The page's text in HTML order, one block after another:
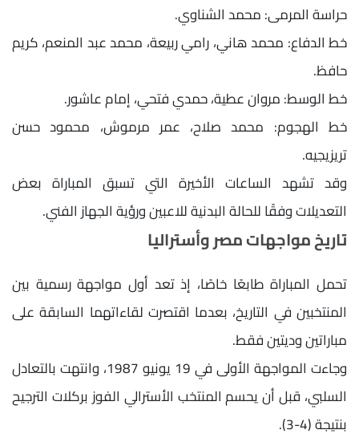
حراسة المرمى: محمد الشناوي.
خط الدفاع: محمد هاني، رامي ربيعة، محمد عبد المنعم، كريم
حافظ.
خط الوسط: مروان عطية، حمدي فتحي، إمام عاشور.
خط الهجوم: محمد صلاح، عمر مرموش، محمود حسن
تريزيجيه.
وقد تشهد الساعات الأخيرة التي تسبق المباراة بعض
التعديلات وفقًا للحالة البدنية للاعبين ورؤية الجهاز الفني.
تاريخ مواجهات مصر وأستراليا
تحمل المباراة طابعًا خاصًا، إذ تعد أول مواجهة رسمية بين
المنتخبين في التاريخ، بعدما اقتصرت لقاءاتهما السابقة على
مباراتين وديتين فقط.
وجاءت المواجهة الأولى في 19 يونيو 1987، وانتهت بالتعادل
السلبي، قبل أن يحسم المنتخب الأسترالي الفوز بركلات الترجيح
بنتيجة (4-3).